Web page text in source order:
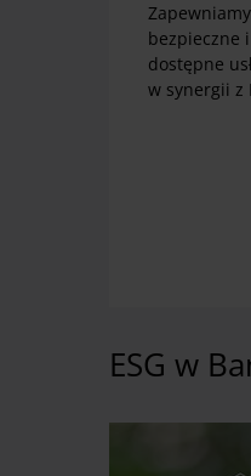
bezpieczne
dostępne
w synergii z
ESG w